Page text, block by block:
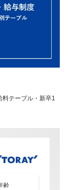
料テーブル・新卒1
齢